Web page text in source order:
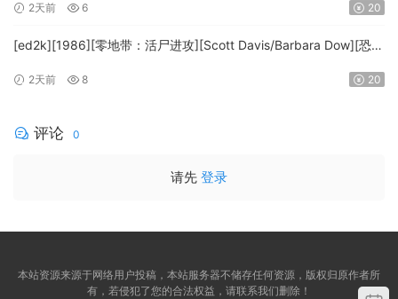
2天前 6 20
[ed2k][1986][零地带：活尸进攻][Scott Davis/Barbara Dow][恐
MTeam]
2天前 8 20
评论 0
请先 登录
本站资源来源于网络用户投稿，本站服务器不储存任何资源，版权归原作者所
有，若侵犯了您的合法权益，请联系我们删除！